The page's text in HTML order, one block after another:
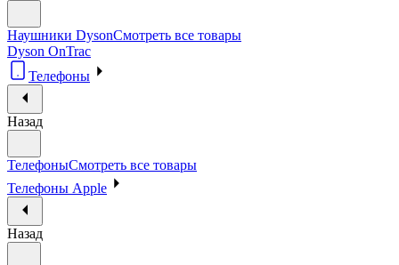
Наушники DysonСмотреть все товары
Dyson OnTrac
Телефоны
Назад
ТелефоныСмотреть все товары
Телефоны Apple
Назад